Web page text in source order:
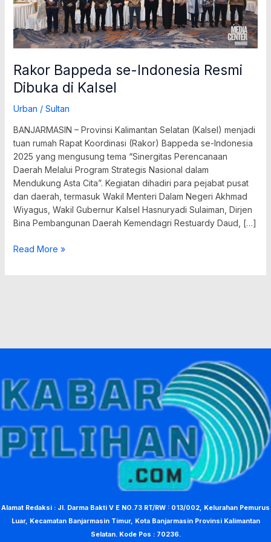
Rakor Bappeda se-Indonesia Resmi
Dibuka di Kalsel
Urban / Sultan
BANJARMASIN – Provinsi Kalimantan Selatan (Kalsel) menjadi
tuan rumah Rapat Koordinasi (Rakor) Bappeda se-Indonesia
2025 yang mengusung tema “Sinergitas Perencanaan
Daerah Melalui Program Strategis Nasional dalam
Mendukung Asta Cita”. Kegiatan dihadiri para pejabat pusat
dan daerah, termasuk Wakil Menteri Dalam Negeri Akhmad
Wiyagus, Wakil Gubernur Kalsel Hasnuryadi Sulaiman, Dirjen
Bina Pembangunan Daerah Kemendagri Restuardy Daud, […]
Read More »
Alamat Redaksi : Jl. Darma Bakti V E NO.73 RT/RW : 013/002, Kelurahan Pemurus
Luar, Kecamatan Banjarmasin Timur, Kota Banjarmasin Provinsi Kalimantan
Selatan. Kode Pos : 70236.